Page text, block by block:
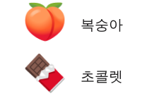
🍑 복숭아
🍫 초콜렛